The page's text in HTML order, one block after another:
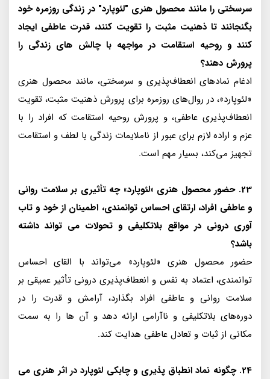
سرسختی را مانند محصول هنری "لئوپارد" در زندگی روزمره خود
بگنجانند تا ذهنیت مثبت را تقویت کنند، قدرت عاطفی ایجاد
کنند و روحیه استقامت در مواجهه با چالش های زندگی را
پرورش دهند؟
ادغام نمادهای انعطاف‌پذیری و سرسختی، مانند محصول هنری
«لئوپارد»، در روال‌های روزمره برای پرورش ذهنیت مثبت، تقویت
انعطاف‌پذیری عاطفی، و پرورش روحیه استقامت که افراد را با
عزم و اراده لازم برای عبور از ناملایمات زندگی با لطف و استقامت
تجهیز می‌کند، بسیار مهم است.
23. حضور محصول هنری «لئوپارد» چه تأثیری بر سلامت روانی
و عاطفی افراد، ارتقای احساس توانمندی، اطمینان از خود و تاب
آوری درونی در مواقع بلاتکلیفی و تحولات می تواند داشته
باشد؟
حضور محصول هنری «لئوپارد» می‌تواند با القای احساس
توانمندی، اعتماد به نفس و انعطاف‌پذیری درونی تأثیر عمیقی بر
سلامت روانی و عاطفی افراد بگذارد، آرامش و قدرت را در
دوره‌های بلاتکلیفی و ناآرامی ارائه دهد و آن ها را به سمت
مکانی از ثبات و تعادل عاطفی هدایت کند.
24. چگونه نماد انطباق پذیری و چابکی لئوپارد در اثر هنری می